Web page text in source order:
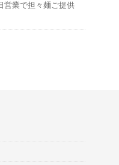
営業で担々麺ご提供